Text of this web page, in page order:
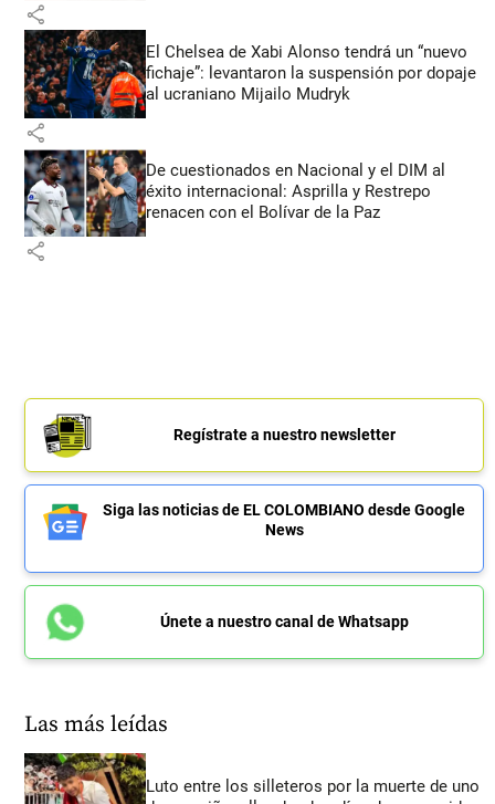
share
El Chelsea de Xabi Alonso tendrá un “nuevo
fichaje”: levantaron la suspensión por dopaje
al ucraniano Mijailo Mudryk
share
De cuestionados en Nacional y el DIM al
éxito internacional: Asprilla y Restrepo
renacen con el Bolívar de la Paz
share
Regístrate a nuestro newsletter
Siga las noticias de EL COLOMBIANO desde Google
News
Únete a nuestro canal de Whatsapp
Las más leídas
Luto entre los silleteros por la muerte de uno